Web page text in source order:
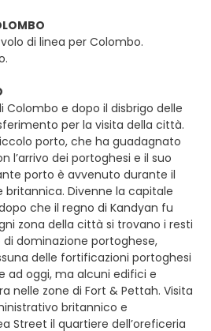
di linea per Colombo.
Colombo e dopo il disbrigo delle
per la visita della città.
porto, che ha guadagnato
l’arrivo dei portoghesi e il suo
porto è avvenuto durante il
britannica. Divenne la capitale
dopo che il regno di Kandyan fu
zona della città si trovano i resti
dominazione portoghese,
delle fortificazioni portoghesi
ad oggi, ma alcuni edifici e
nelle zone di Fort & Pettah. Visita
britannico e
Street il quartiere dell’oreficeria